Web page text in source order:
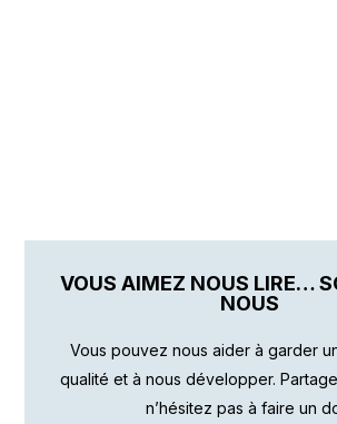
VOUS AIMEZ NOUS LIRE…
NOUS
Vous pouvez nous aider à garder
qualité et à nous développer.
n’hésitez pas à faire un